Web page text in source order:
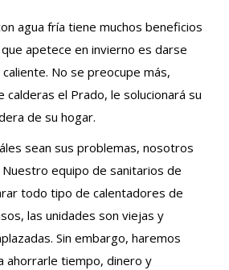
agua fría tiene muchos beneficios
apetece en invierno es darse
caliente. No se preocupe más,
el Prado, le solucionará su
de su hogar.
sean sus problemas, nosotros
equipo de sanitarios de
todo tipo de calentadores de
las unidades son viejas y
Sin embargo, haremos
ahorrarle tiempo, dinero y